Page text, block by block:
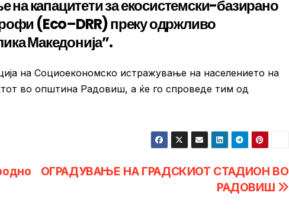
на капацитети за екосистемски-базирано
(Eco–DRR) преку одржливо
Македонија”.
на Социоекономско истражување на населението на
во општина Радовиш, а ќе го спроведе тим од
ОГРАДУВАЊЕ НА ГРАДСКИОТ СТАДИОН ВО
РАДОВИШ